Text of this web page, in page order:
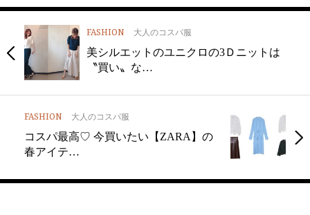
FASHION 大人のコスパ服
美シルエットのユニクロの3Ｄニットは
〝買い〟な…
FASHION 大人のコスパ服
コスパ最高♡ 今買いたい【ZARA】の
春アイテ…